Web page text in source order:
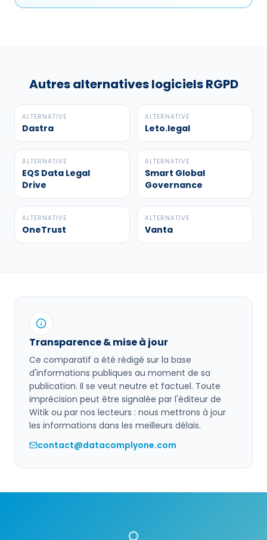
Autres alternatives logiciels RGPD
ALTERNATIVE
Dastra
ALTERNATIVE
Leto.legal
ALTERNATIVE
EQS Data Legal
Drive
ALTERNATIVE
Smart Global
Governance
ALTERNATIVE
OneTrust
ALTERNATIVE
Vanta
Transparence & mise à jour
Ce comparatif a été rédigé sur la base
d'informations publiques au moment de sa
publication. Il se veut neutre et factuel. Toute
imprécision peut être signalée par l'éditeur de
Witik ou par nos lecteurs : nous mettrons à jour
les informations dans les meilleurs délais.
contact@datacomplyone.com